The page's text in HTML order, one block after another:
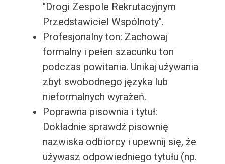
"Drogi Zespole Rekrutacyjnym
Przedstawiciel Wspólnoty".
Profesjonalny ton: Zachowaj
formalny i pełen szacunku ton
podczas powitania. Unikaj używania
zbyt swobodnego języka lub
nieformalnych wyrażeń.
Poprawna pisownia i tytuł:
Dokładnie sprawdź pisownię
nazwiska odbiorcy i upewnij się, że
używasz odpowiedniego tytułu (np.